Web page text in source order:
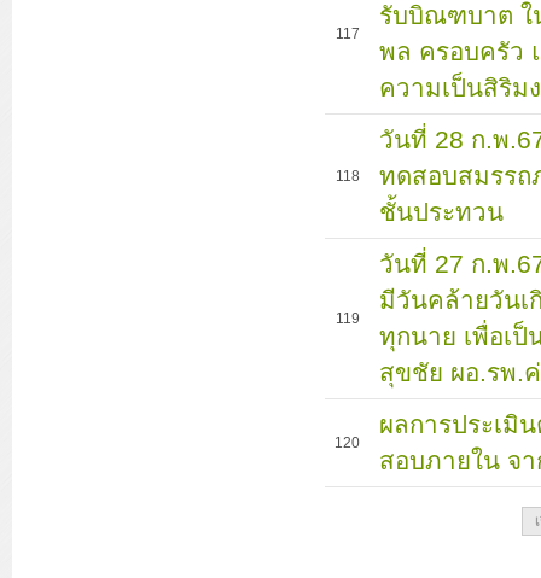
117
รับบิณฑบาต ใ
พล ครอบครัว
ความเป็นสิริม
118
วันที่ 28 ก.พ
ทดสอบสมรร
ชั้นประทวน
119
วันที่ 27 ก.พ
มีวันคล้ายวันเ
ทุกนาย เพื่อเ
สุขชัย ผอ.รพ.
120
ผลการประเมิ
สอบภายใน จ